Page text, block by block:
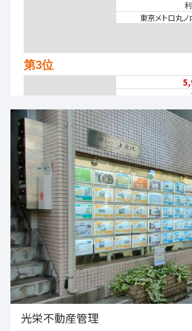
東京メトロ丸
第3位
西武池袋
第4位
西武池袋・
第5位
光栄不動産管理